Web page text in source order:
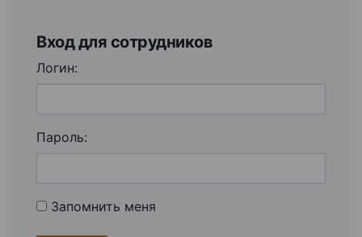
Вход для сотрудников
Логин:
Пароль:
Запомнить меня